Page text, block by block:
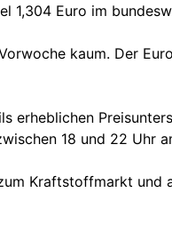
1,304 Euro im
kaum. Der
erheblichen
18 und 22 Uhr
Kraftstoffmarkt und